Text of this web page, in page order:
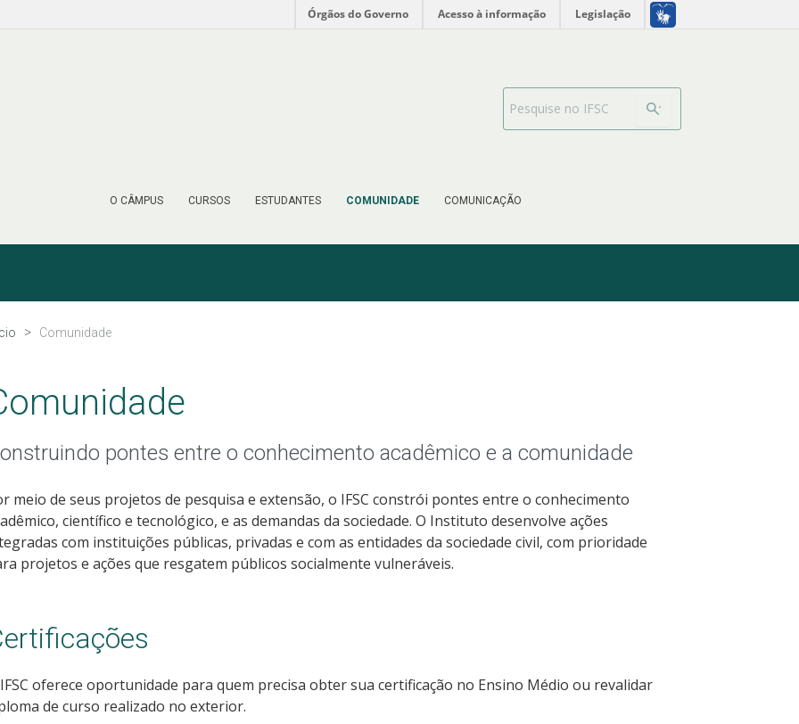
Órgãos do Governo Acesso à informação Legislação
O CÂMPUS CURSOS ESTUDANTES COMUNIDADE COMUNICAÇÃO
Barra de busca
Comunidade
pontes entre o conhecimento acadêmico e a comunidade
meio de seus projetos de pesquisa e extensão, o IFSC constrói pontes entre o conhecimento
científico e tecnológico, e as demandas da sociedade. O Instituto desenvolve ações
com instituições públicas, privadas e com as entidades da sociedade civil, com prioridade
projetos e ações que resgatem públicos socialmente vulneráveis.
oferece oportunidade para quem precisa obter sua certificação no Ensino Médio ou revalidar
de curso realizado no exterior.